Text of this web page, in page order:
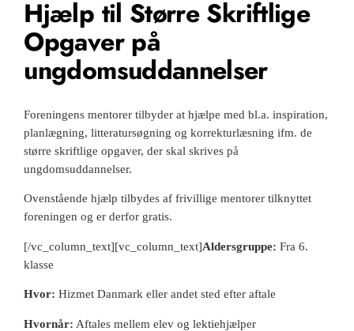
Hjælp til Større Skriftlige
Opgaver på
ungdomsuddannelser
Foreningens mentorer tilbyder at hjælpe med bl.a. inspiration,
planlægning, litteratursøgning og korrekturlæsning ifm. de
større skriftlige opgaver, der skal skrives på
ungdomsuddannelser.
Ovenstående hjælp tilbydes af frivillige mentorer tilknyttet
foreningen og er derfor gratis.
[/vc_column_text][vc_column_text]Aldersgruppe:Fra 6.
klasse
Hvor:Hizmet Danmarkeller andet sted efter aftale
Hvornår: Aftales mellem elev og lektiehjælper